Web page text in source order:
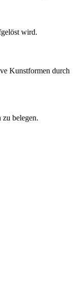
wird.
Kunstformen durch
belegen.